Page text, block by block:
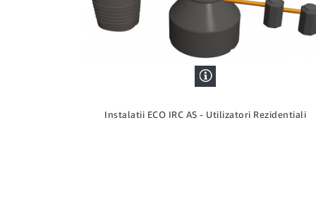
Instalatii ECO IRC AS - Utilizatori Rezidentiali